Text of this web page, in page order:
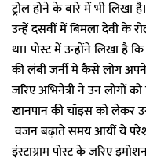
ट्रोल होने के बारे में भी लिखा
उन्हें दसवीं में बिमला देवी के
था। पोस्ट में उन्होंने लिखा है
की लंबी जर्नी में कैसे लोग
जरिए अभिनेत्री ने उन लोगों
खानपान की चॉइस को लेकर
वजन बढ़ाते समय आयीं ये
इंस्टाग्राम पोस्ट के जरिए